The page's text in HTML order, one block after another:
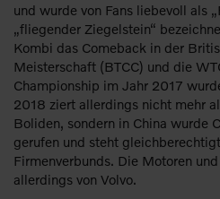
und wurde von Fans liebevoll als
„fliegender Ziegelstein“
Kombi das Comeback in der
Meisterschaft (BTCC) und die
Championship im Jahr 2017
2018 ziert allerdings nicht mehr
Boliden, sondern in China wurde
gerufen und steht
Firmenverbunds. Die Motoren
allerdings von Volvo.